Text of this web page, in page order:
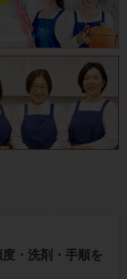
・洗剤・手順を